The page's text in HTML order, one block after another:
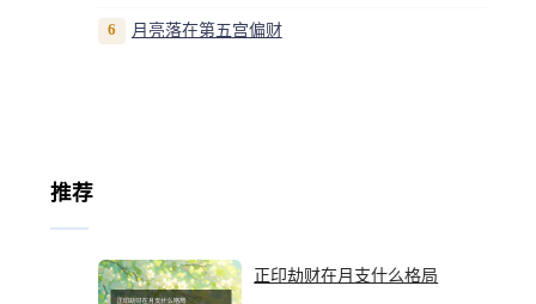
6 月亮落在第五宫偏财
推荐
正印劫财在月支什么格局